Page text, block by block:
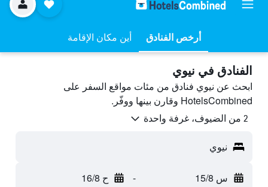
أرخص الفنادق أين مكان الإقامة
الفنادق في نيوي
ابحث عن نيوي فنادق من مئات مواقع السفر على
HotelsCombined وقارن بينها ووفّر.
2 من الضيوف، غرفة واحدة
نيوي
س 15/8 - ح 16/8